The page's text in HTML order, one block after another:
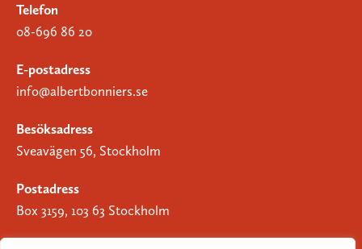
Telefon
08-696 86 20
E-postadress
info@albertbonniers.se
Besöksadress
Sveavägen 56, Stockholm
Postadress
Box 3159, 103 63 Stockholm